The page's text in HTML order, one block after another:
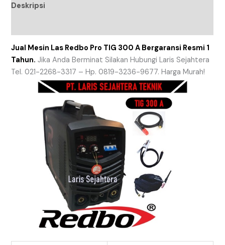
Deskripsi
Jual Mesin Las Redbo Pro TIG 300 A Bergaransi Resmi 1
Tahun. Jika Anda Berminat Silakan Hubungi Laris Sejahtera
Tel. 021-2268-3317 – Hp. 0819-3236-9677. Harga Murah!